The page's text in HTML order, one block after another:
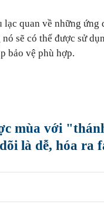
lạc quan về những
sẽ có thể được sử
bảo vệ phù hợp.
mùa với
là dễ, hóa ra